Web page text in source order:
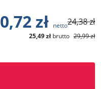
zł netto24,38zł
25,49zł brutto 29,99zł